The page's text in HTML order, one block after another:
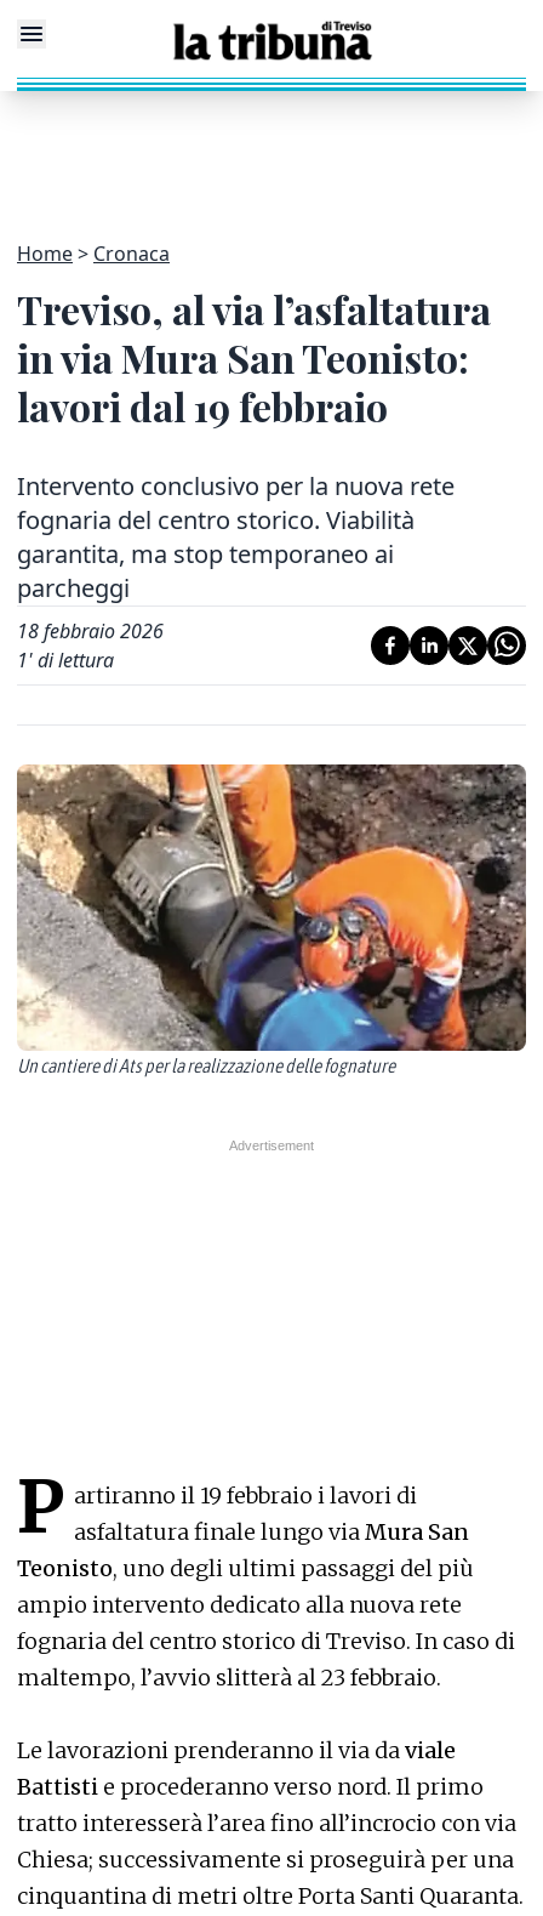
Home Cronaca
Treviso, al via l’asfaltatura
in via Mura San Teonisto:
lavori dal 19 febbraio
Intervento conclusivo per la nuova rete
fognaria del centro storico. Viabilità
garantita, ma stop temporaneo ai
parcheggi
18 febbraio 2026
1' di lettura
Un cantiere di Ats per la realizzazione delle fognature
P artiranno il 19 febbraio i lavori di
asfaltatura finale lungo viaMura San
Teonisto, uno degli ultimi passaggi del più
ampio intervento dedicato alla nuova rete
fognaria del centro storico di Treviso. In caso di
maltempo, l’avvio slitterà al 23 febbraio.
Le lavorazioni prenderanno il via daviale
Battisti e procederanno verso nord. Il primo
tratto interesserà l’area fino all’incrocio con via
Chiesa; successivamente si proseguirà per una
cinquantina di metri oltre Porta Santi Quaranta.